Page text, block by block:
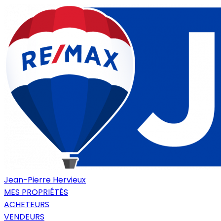
Jean-Pierre Hervieux
MES PROPRIÉTÉS
ACHETEURS
VENDEURS